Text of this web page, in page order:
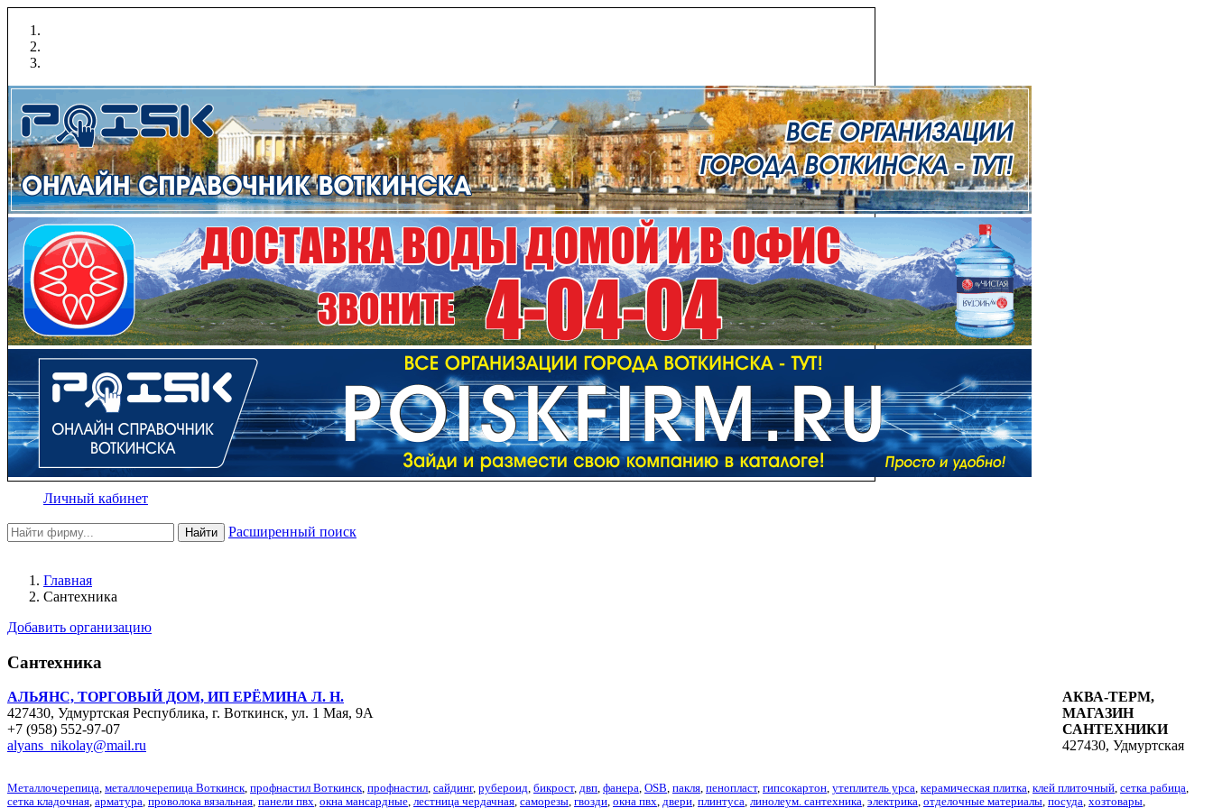
Личный кабинет
Найти Расширенный поиск
Главная
Сантехника
Добавить организацию
Сантехника
АЛЬЯНС, ТОРГОВЫЙ ДОМ, ИП ЕРЁМИНА Л. Н.
427430, Удмуртская Республика, г. Воткинск, ул. 1 Мая, 9А
+7 (958) 552-97-07
alyans_nikolay@mail.ru
Металлочерепица, металлочерепица Воткинск, профнастил Воткинск, профнастил, сайдинг, рубероид, бикрост, двп, фанера, OSB, пакля, пенопласт, гипсокартон, утеплитель урса, керамическая плитка, клей плиточный, сетка рабица,
сетка кладочная, арматура, проволока вязальная, панели пвх, окна мансардные, лестница чердачная, саморезы, гвозди, окна пвх, двери, плинтуса, линолеум. сантехника, электрика, отделочные материалы, посуда, хозтовары,
АКВА-ТЕРМ,
МАГАЗИН
САНТЕХНИКИ
427430, Удмуртская